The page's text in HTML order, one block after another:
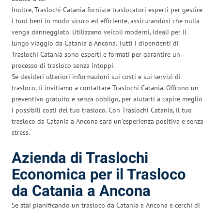
Inoltre, Traslochi Catania fornisce traslocatori esperti per gestire
i tuoi beni in modo sicuro ed efficiente, assicurandosi che nulla
venga danneggiato. Utilizzano veicoli moderni, ideali per il
lungo viaggio da Catania a Ancona. Tutti i dipendenti di
Traslochi Catania sono esperti e formati per garantire un
processo di trasloco senza intoppi.
Se desideri ulteriori informazioni sui costi e sui servizi di
trasloco, ti invitiamo a contattare Traslochi Catania. Offrono un
preventivo gratuito e senza obbligo, per aiutarti a capire meglio
i possibili costi del tuo trasloco. Con Traslochi Catania, il tuo
trasloco da Catania a Ancona sarà un’esperienza positiva e senza
stress.
Azienda di Traslochi
Economica per il Trasloco
da Catania a Ancona
Se stai pianificando un trasloco da Catania a Ancona e cerchi di